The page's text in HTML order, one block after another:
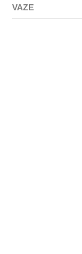
VAZE